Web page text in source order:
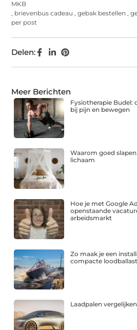
MKB
, brievenbus cadeau ,gebak bestellen ,
per post
Delen:
Meer Berichten
Fysiotherapie Budel:
bij pijn en bewegen
Waarom goed
lichaam
Hoe je met Google
openstaande
arbeidsmarkt
Zo maak je een
compacte loodballast
Laadpalen